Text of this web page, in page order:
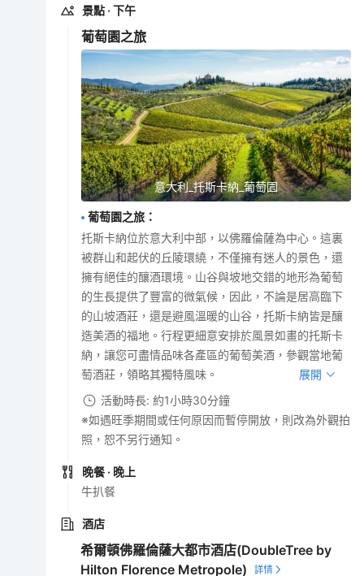
景點 · 下午
葡萄園之旅
意大利_托斯卡納_葡萄園
葡萄園之旅 ：
托斯卡納位於意大利中部，以佛羅倫薩為中心。這裏
被群山和起伏的丘陵環繞，不僅擁有迷人的景色，還
擁有絕佳的釀酒環境。山谷與坡地交錯的地形為葡萄
的生長提供了豐富的微氣候，因此，不論是居高臨下
的山坡酒莊，還是避風溫暖的山谷，托斯卡納皆是釀
造美酒的福地。行程更細意安排於風景如畫的托斯卡
納，讓您可盡情品味各產區的葡萄美酒，參觀當地葡
萄酒莊，領略其獨特風味。
展開
活動時長: 約1小時30分鐘
※如遇旺季期間或任何原因而暫停開放，則改為外觀拍
照，恕不另行通知。
晚餐 · 晚上
牛扒餐
酒店
希爾頓佛羅倫薩大都市酒店(DoubleTree by
Hilton Florence Metropole)